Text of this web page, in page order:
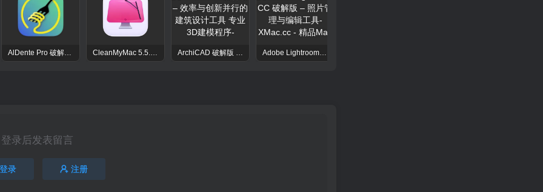
AlDente Pro 破解版 – macOS强大的电池管家电池优化工具 CleanMyMac 5.5.7 破解版 – macOS系统优化清理工具 ArchiCAD 破解版 – 效率与创新并行的建筑设计工具 专业3D建模程序 Adobe Lightroom CC 破解版 – 照片管理与编辑工具
登录后发表留言
登录 注册